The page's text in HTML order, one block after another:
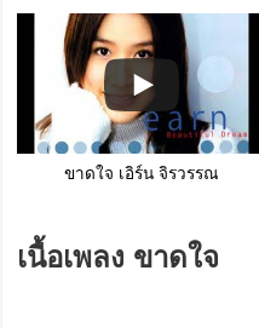
ขาดใจ เอิร์น จิรวรรณ
เนื้อเพลง ขาดใจ